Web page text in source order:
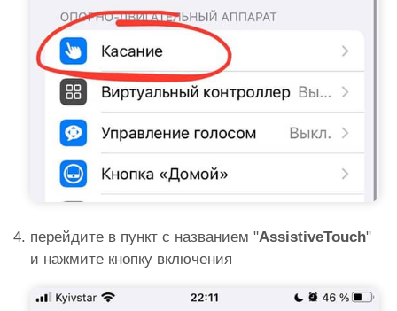
перейдите в пункт с названием "AssistiveTouch"
и нажмите кнопку включения